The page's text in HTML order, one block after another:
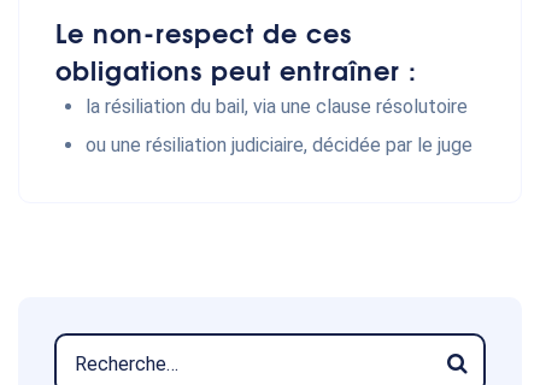
Le non-respect de ces
obligations peut entraîner :
la résiliation du bail, via une clause résolutoire
ou une résiliation judiciaire, décidée par le juge